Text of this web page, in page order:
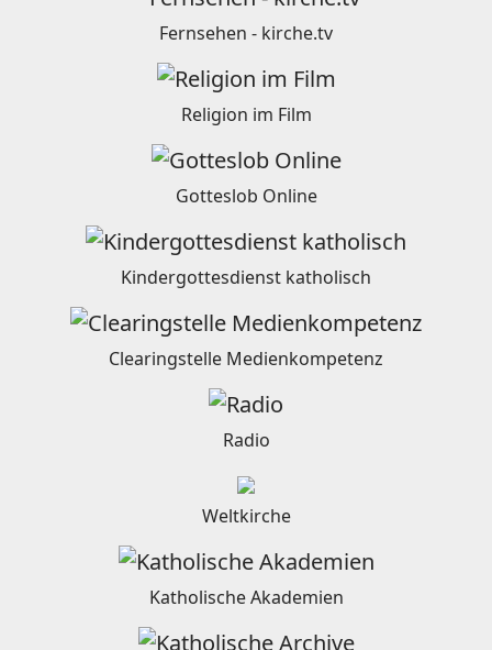
Fernsehen - kirche.tv
Religion im Film
Gotteslob Online
Kindergottesdienst katholisch
Clearingstelle Medienkompetenz
Radio
Weltkirche
Katholische Akademien